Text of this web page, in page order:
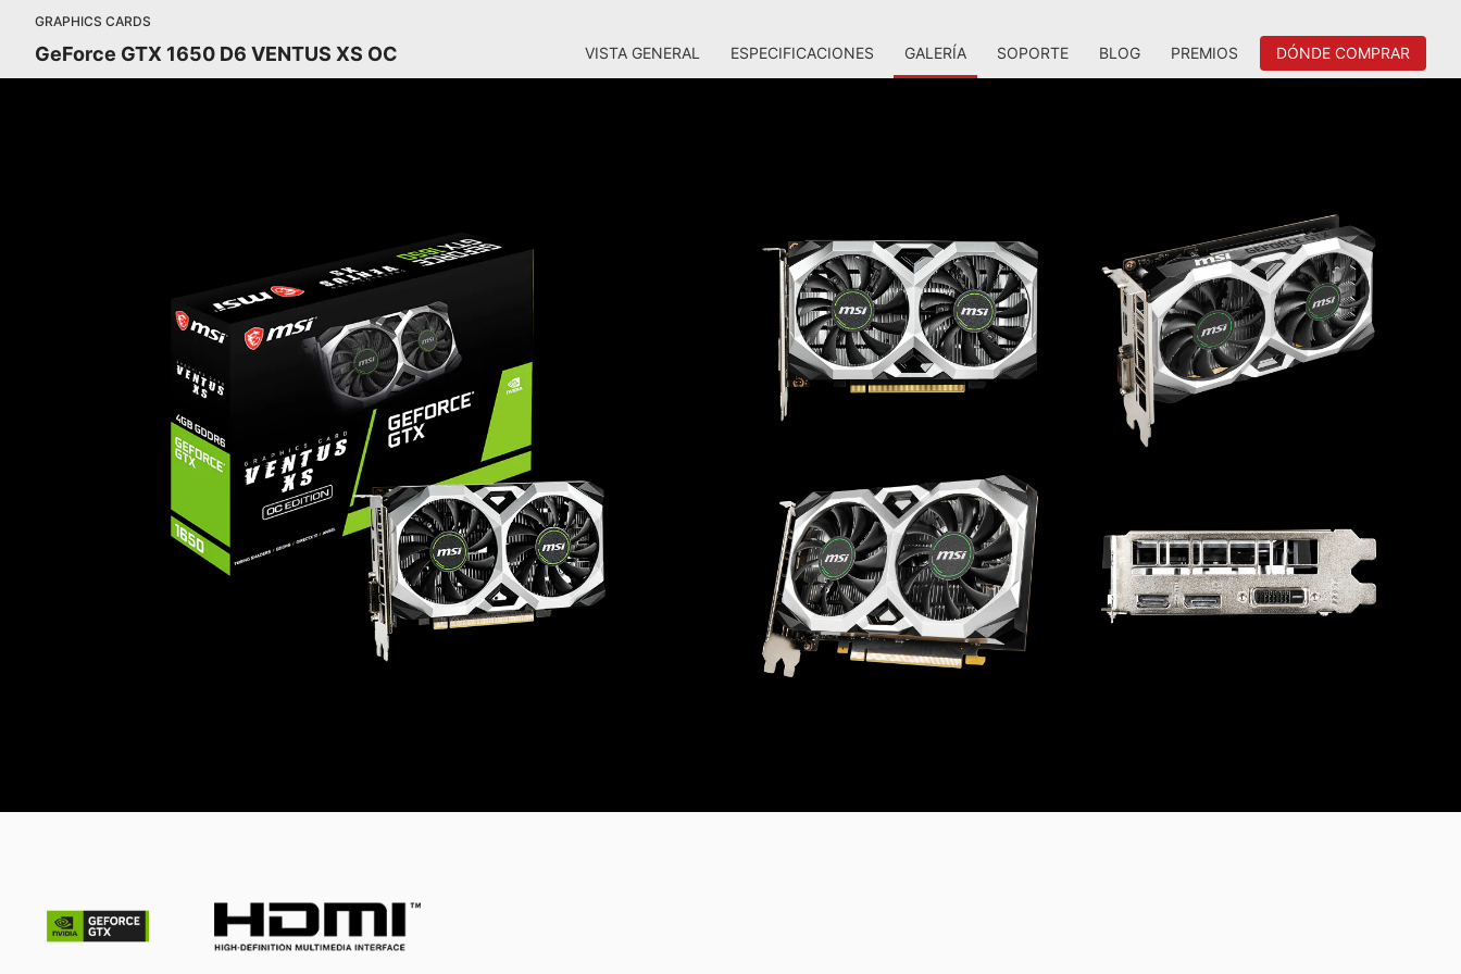
GRAPHICS CARDS
GeForce GTX 1650 D6 VENTUS XS OC VISTA GENERAL ESPECIFICACIONES GALERÍA SOPORTE BLOG PREMIOS DÓNDE COMPRAR